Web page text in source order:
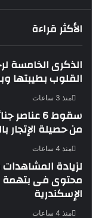
الأكثر قراءة
الذكرى الخامسة
القلوب بطيبتها
منذ 3 ساعات
من حصيلة الإتجار
منذ 4 ساعات
لزيادة
محتوى فى بتهمة
الإسكندرية
منذ 4 ساعات